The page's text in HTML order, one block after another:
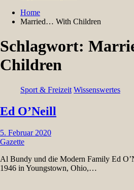
Home
Married… With Children
Schlagwort:
Children
Sport & Freizeit Wissenswertes
Ed O’Neill
5. Februar 2020
Gazette
Al Bundy und die Modern Family Ed
1946 in Youngstown, Ohio,…